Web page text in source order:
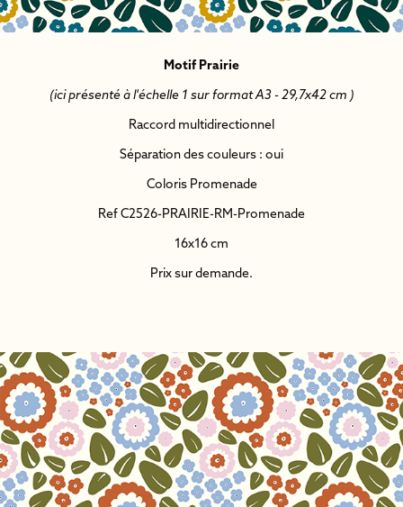
Motif Prairie
(ici présenté à l'échelle 1 sur format A3 - 29,7x42 cm )
Raccord multidirectionnel
Séparation des couleurs : oui
Coloris Promenade
Ref C2526-PRAIRIE-RM-Promenade
16x16 cm
Prix sur demande.